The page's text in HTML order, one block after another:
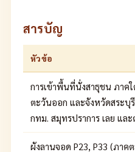
สารบัญ
หัวข้อ
การเข้าพื้นที่นั่งสาธุชน ภาค
ตะวันออก และจังหวัดสระบุ
กทม. สมุทรปราการ เลย แล
ผังลานจอด P23, P33 (ภาค